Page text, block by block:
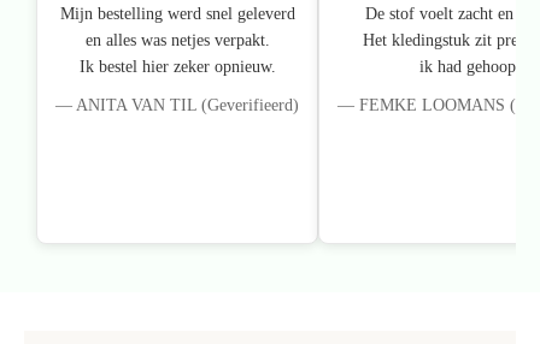
Mijn bestelling werd snel geleverd
en alles was netjes verpakt.
Ik bestel hier zeker opnieuw.
— ANITA VAN TIL (Geverifieerd)
De stof voelt zacht en
Het kledingstuk zit
ik had gehoopt.
— FEMKE LOOMANS